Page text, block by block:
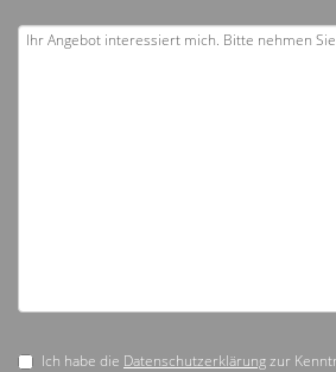
Ich habe die Datenschutzerklärungzur